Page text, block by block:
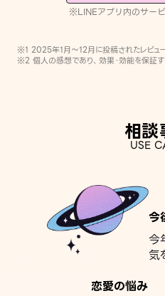
※LINEアプリ内のサー
※1 2025年1月〜12月に投稿されたレビュ
※2 個人の感想であり、効果・効能を保証
相談
USE
今
今
気
恋愛の悩み